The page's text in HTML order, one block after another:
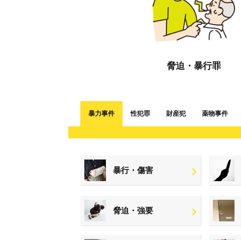
脅迫・暴行罪
暴力事件 性犯罪 財産犯 薬物事件
暴行・傷害
脅迫・強要